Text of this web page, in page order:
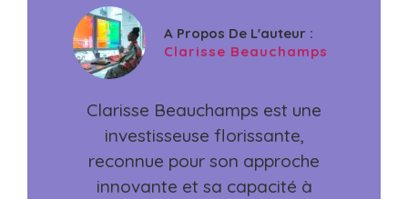
A Propos De L'auteur :
Clarisse Beauchamps
Clarisse Beauchamps est une
investisseuse florissante,
reconnue pour son approche
innovante et sa capacité à